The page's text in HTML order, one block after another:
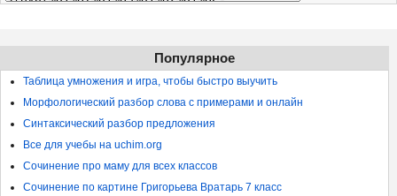
Популярное
Таблица умножения и игра, чтобы быстро выучить
Морфологический разбор слова с примерами и онлайн
Синтаксический разбор предложения
Все для учебы на uchim.org
Сочинение про маму для всех классов
Сочинение по картине Григорьева Вратарь 7 класс